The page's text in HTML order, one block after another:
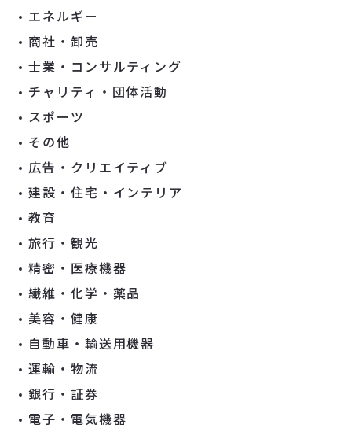
エネルギー
商社・卸売
士業・コンサルティング
チャリティ・団体活動
スポーツ
その他
広告・クリエイティブ
建設・住宅・インテリア
教育
旅行・観光
精密・医療機器
繊維・化学・薬品
美容・健康
自動車・輸送用機器
運輸・物流
銀行・証券
電子・電気機器